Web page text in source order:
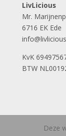
LivLicious
Mr.
6716 EK Ede
KvK
BTW
Deze